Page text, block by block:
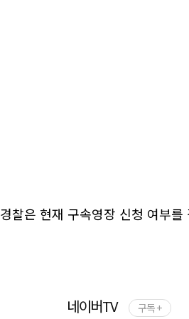
경찰은 현재 구속영장 신청 여부를
네이버TV 구독 +